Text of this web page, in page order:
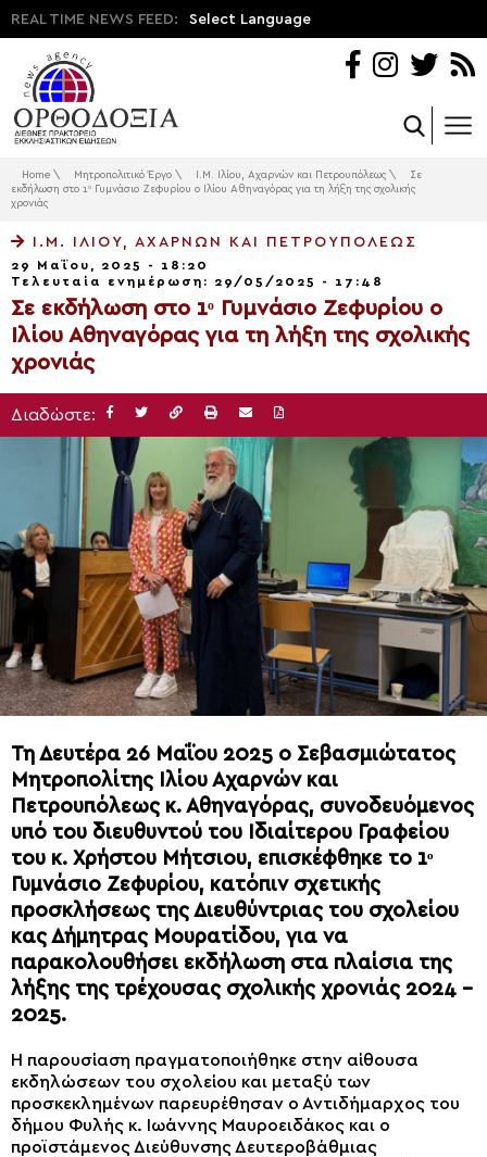
REAL TIME NEWS FEED: Select Language
Home \ Μητροπολιτικό Έργο \ Ι.Μ. Ιλίου, Αχαρνών και Πετρουπόλεως \
Σε
εκδήλωση στο 1ᵒ Γυμνάσιο Ζεφυρίου ο Ιλίου Αθηναγόρας για τη λήξη της σχολικής
χρονιάς
Ι.Μ. ΙΛΊΟΥ, ΑΧΑΡΝΏΝ ΚΑΙ ΠΕΤΡΟΥΠΌΛΕΩΣ
29 Μαΐου, 2025 - 18:20
Τελευταία ενημέρωση: 29/05/2025 - 17:48
Σε εκδήλωση στο 1ᵒ Γυμνάσιο Ζεφυρίου ο
Ιλίου Αθηναγόρας για τη λήξη της σχολικής
χρονιάς
Διαδώστε:
Τη Δευτέρα 26 Μαΐου 2025 ο Σεβασμιώτατος
Μητροπολίτης Ιλίου Αχαρνών και
Πετρουπόλεως κ. Αθηναγόρας, συνοδευόμενος
υπό του διευθυντού του Ιδιαίτερου Γραφείου
του κ. Χρήστου Μήτσιου, επισκέφθηκε το 1ᵒ
Γυμνάσιο Ζεφυρίου, κατόπιν σχετικής
προσκλήσεως της Διευθύντριας του σχολείου
κας Δήμητρας Μουρατίδου, για να
παρακολουθήσει εκδήλωση στα πλαίσια της
λήξης της τρέχουσας σχολικής χρονιάς 2024 –
2025.
Η παρουσίαση πραγματοποιήθηκε στην αίθουσα
εκδηλώσεων του σχολείου και μεταξύ των
προσκεκλημένων παρευρέθησαν ο Αντιδήμαρχος του
δήμου Φυλής κ. Ιωάννης Μαυροειδάκος και ο
προϊστάμενος Διεύθυνσης Δευτεροβάθμιας